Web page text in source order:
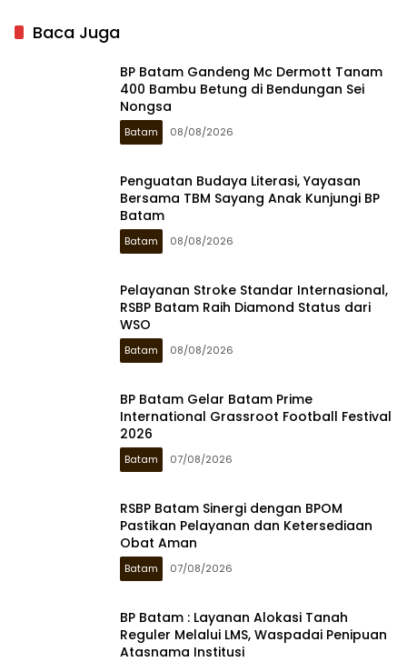
Baca Juga
BP Batam Gandeng Mc Dermott Tanam
400 Bambu Betung di Bendungan Sei
Nongsa
Batam 08/08/2026
Penguatan Budaya Literasi, Yayasan
Bersama TBM Sayang Anak Kunjungi BP
Batam
Batam 08/08/2026
Pelayanan Stroke Standar Internasional,
RSBP Batam Raih Diamond Status dari
WSO
Batam 08/08/2026
BP Batam Gelar Batam Prime
International Grassroot Football Festival
2026
Batam 07/08/2026
RSBP Batam Sinergi dengan BPOM
Pastikan Pelayanan dan Ketersediaan
Obat Aman
Batam 07/08/2026
BP Batam : Layanan Alokasi Tanah
Reguler Melalui LMS, Waspadai Penipuan
Atasnama Institusi